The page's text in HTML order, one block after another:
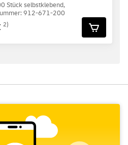
Stück selbstklebend,
912-671-200
2)